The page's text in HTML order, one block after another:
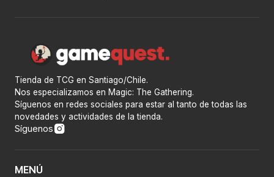
Tienda de TCG en Santiago/Chile.
Nos especializamos en Magic: The Gathering.
Síguenos en redes sociales para estar al tanto de todas las
novedades y actividades de la tienda.
Síguenos
MENÚ